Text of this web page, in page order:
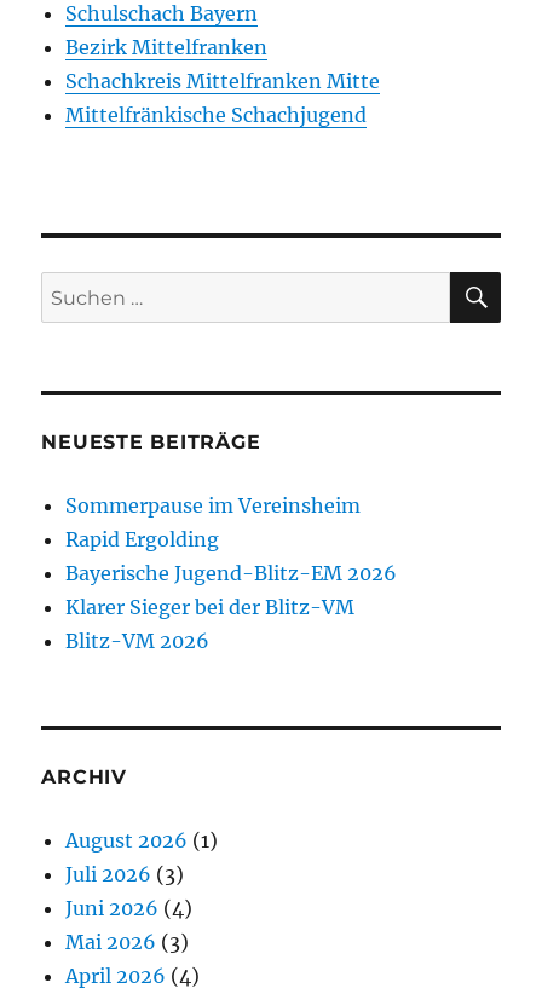
Schulschach Bayern
Bezirk Mittelfranken
Schachkreis Mittelfranken Mitte
Mittelfränkische Schachjugend
Suchen
nach:
NEUESTE BEITRÄGE
Sommerpause im Vereinsheim
Rapid Ergolding
Bayerische Jugend-Blitz-EM 2026
Klarer Sieger bei der Blitz-VM
Blitz-VM 2026
ARCHIV
August 2026 (1)
Juli 2026 (3)
Juni 2026 (4)
Mai 2026 (3)
April 2026 (4)